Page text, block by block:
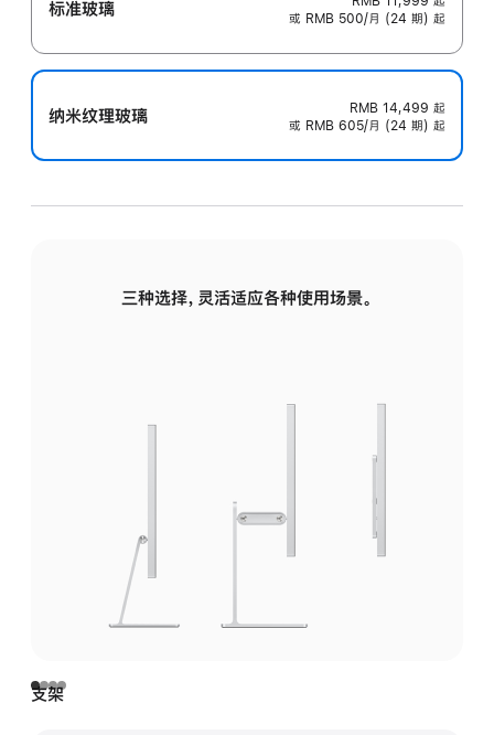
标准玻璃
或 RMB 500/月 (24 期) 起
纳米纹理玻璃 RMB 14,499 起
或 RMB 605/月 (24 期) 起
三种选择，灵活适应各种使用场景。
支架